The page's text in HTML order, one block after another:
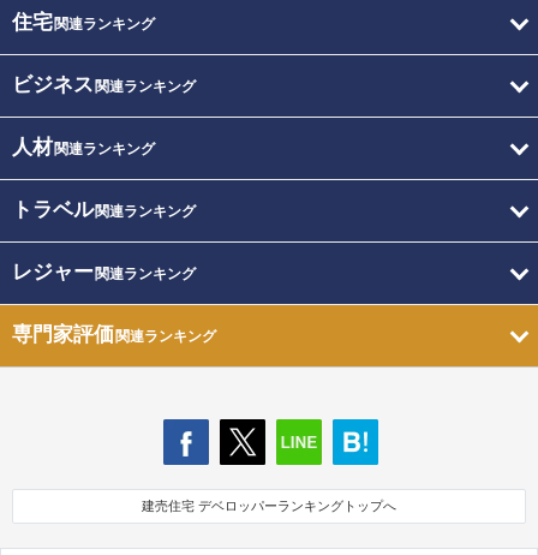
住宅関連ランキング
ビジネス 関連ランキング
人材関連ランキング
トラベル関連ランキング
レジャー関連ランキング
専門家評価関連ランキング
建売住宅 デベロッパーランキングトップへ